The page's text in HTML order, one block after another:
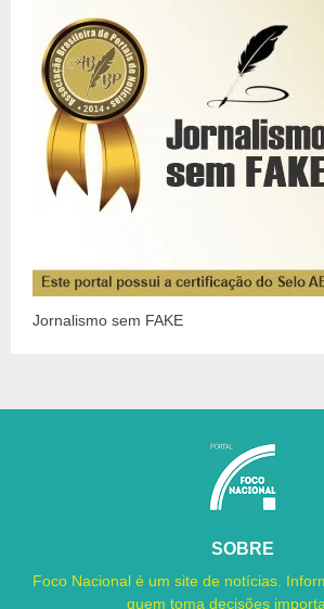
Jornalismo sem FAKE
SOBRE
Foco Nacional é um site de notícias.
quem toma decisões